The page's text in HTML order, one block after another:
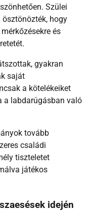
Szülei
ösztönözték, hogy
és
gyakran
saját
a kötelékeiket
a labdarúgásban való
tovább
családi
tiszteletet
játékos
idején